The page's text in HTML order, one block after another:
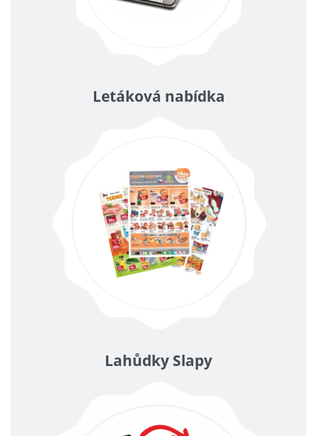
Letáková nabídka
Lahůdky Slapy